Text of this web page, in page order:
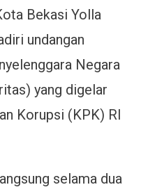
Bekasi Yolla
undangan
Negara
yang digelar
Korupsi (KPK) RI
selama dua